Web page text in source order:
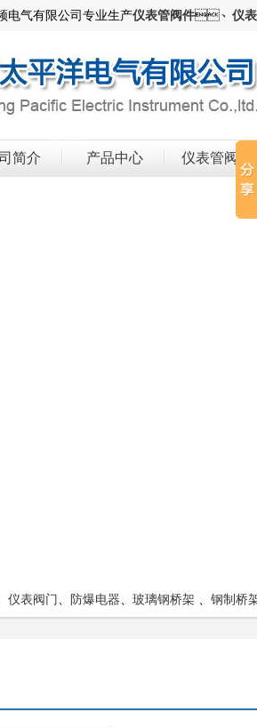
频电气有限公司专业生产仪表管阀件、 仪
简介 产品中心 仪表管阀件
仪表阀门 、 防爆电器、 玻璃钢桥架 、 钢制桥